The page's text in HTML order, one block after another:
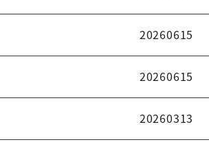
20260615
20260615
20260313